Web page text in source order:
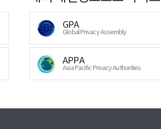
GPA
Global Privacy Assembly
APPA
Asia Pacific Privacy Authorities